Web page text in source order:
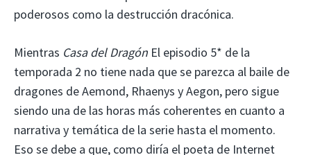
poderosos como la destrucción dracónica.
Mientras Casa del Dragón El episodio 5* de la
temporada 2 no tiene nada que se parezca al baile de
dragones de Aemond, Rhaenys y Aegon, pero sigue
siendo una de las horas más coherentes en cuanto a
narrativa y temática de la serie hasta el momento.
Eso se debe a que, como diría el poeta de Internet